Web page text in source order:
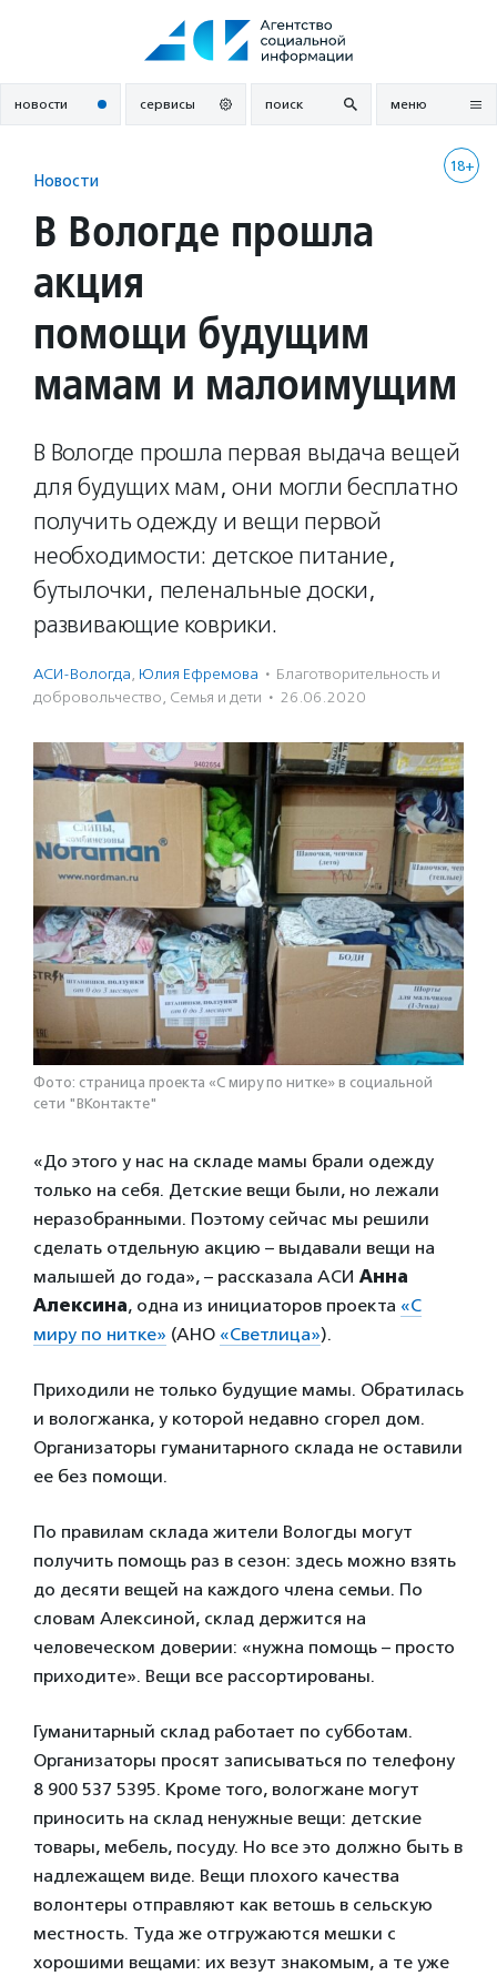
новости сервисы поиск меню
18+
Новости
В Вологде прошла
акция
помощи будущим
мамам и малоимущим
В Вологде прошла первая выдача вещей
для будущих мам, они могли бесплатно
получить одежду и вещи первой
необходимости: детское питание,
бутылочки, пеленальные доски,
развивающие коврики.
АСИ-Вологда, Юлия Ефремова · Благотвори­тель­ность и
доброволь­чест­во, Семья и дети · 26.06.2020
Фото: страница проекта «С миру по нитке» в социальной
сети "ВКонтакте"
«До этого у нас на складе мамы брали одежду
только на себя. Детские вещи были, но лежали
неразобранными. Поэтому сейчас мы решили
сделать отдельную акцию – выдавали вещи на
малышей до года», – рассказала АСИ Анна
Алексина, одна из инициаторов проекта «С
миру по нитке» (АНО «Светлица»).
Приходили не только будущие мамы. Обратилась
и вологжанка, у которой недавно сгорел дом.
Организаторы гуманитарного склада не оставили
ее без помощи.
По правилам склада жители Вологды могут
получить помощь раз в сезон: здесь можно взять
до десяти вещей на каждого члена семьи. По
словам Алексиной, склад держится на
человеческом доверии: «нужна помощь – просто
приходите». Вещи все рассортированы.
Гуманитарный склад работает по субботам.
Организаторы просят записываться по телефону
8 900 537 5395. Кроме того, вологжане могут
приносить на склад ненужные вещи: детские
товары, мебель, посуду. Но все это должно быть в
надлежащем виде. Вещи плохого качества
волонтеры отправляют как ветошь в сельскую
местность. Туда же отгружаются мешки с
хорошими вещами: их везут знакомым, а те уже